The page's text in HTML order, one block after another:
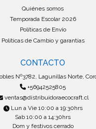
Quiénes somos
Temporada Escolar 2026
Políticas de Envío
Políticas de Cambio y garantías
CONTACTO
Nº3782, Lagunillas Norte,
+56942525805
ventas@distribuidoraecocraft.cl
Lun a Vie 10:00 a 19:30hrs
Sab 10:00 a 14:30hrs
Dom y festivos cerrado